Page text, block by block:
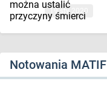
19 sty 2020
Notowania MATIF